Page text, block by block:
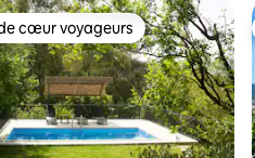
cœur voyageurs les plus appréciés
cœur voyageurs